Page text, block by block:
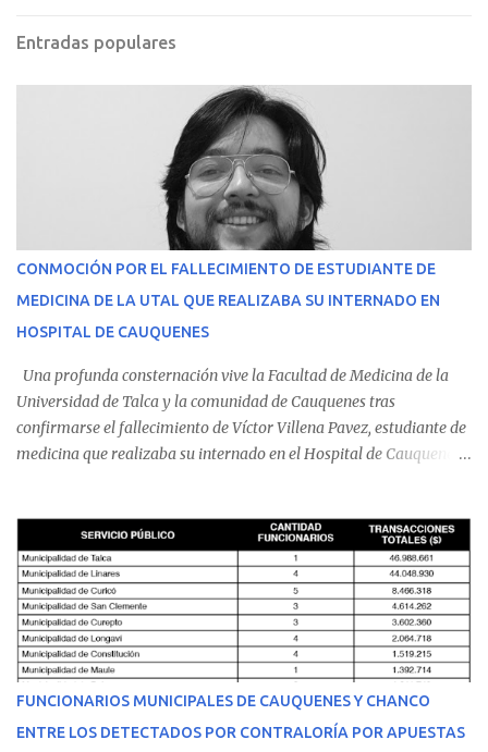
Entradas populares
CONMOCIÓN POR EL FALLECIMIENTO DE ESTUDIANTE DE
MEDICINA DE LA UTAL QUE REALIZABA SU INTERNADO EN
HOSPITAL DE CAUQUENES
Una profunda consternación vive la Facultad de Medicina de la
Universidad de Talca y la comunidad de Cauquenes tras
confirmarse el fallecimiento de Víctor Villena Pavez, estudiante de
medicina que realizaba su internado en el Hospital de Cauquenes.
malestares físicos. Dada la complejidad de su estado de salud, el
equipo médico determinó su traslado de urgencia al Hospital
Regional de Talca y dado la urgencia la ambulancia partió hacia
Talca con escolta de Carabineros. En medio del traslado, el
estudiante de medicina de 25 años, se agravó y pese a los esfuerzos
del personal de emergencia terminó falleciendo, sin alcanzar a
recibir atención especializada en el centro de destino. Apenas se
conoció la gravedad de su condición, sus padres —residentes en
Villarrica— se trasladaron a Cauquenes con la esperanza de una
FUNCIONARIOS MUNICIPALES DE CAUQUENES Y CHANCO
ENTRE LOS DETECTADOS POR CONTRALORÍA POR APUESTAS